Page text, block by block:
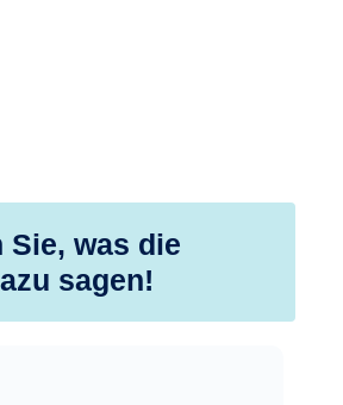
Sie, was die
sagen!